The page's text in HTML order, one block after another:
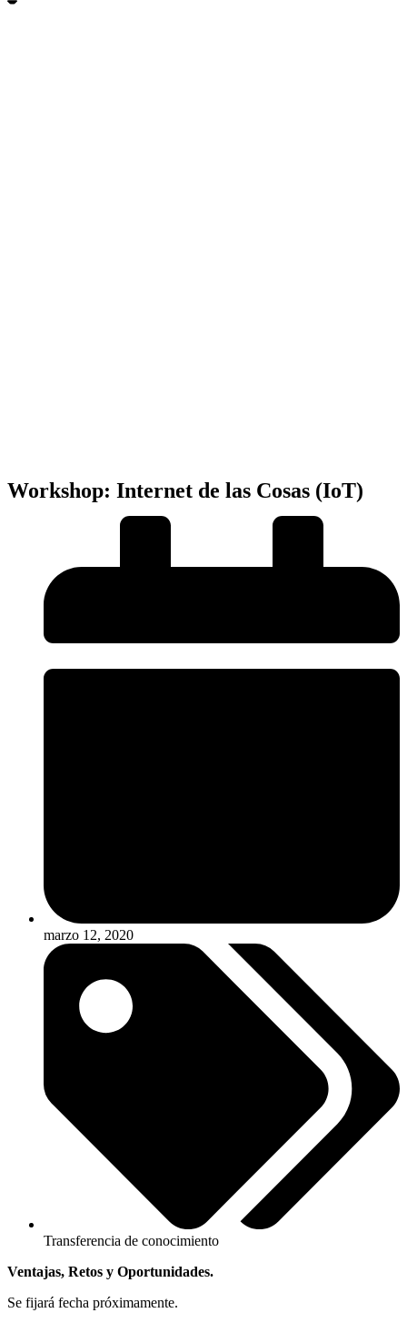
Workshop: Internet de las Cosas (IoT)
marzo 12, 2020
Transferencia de conocimiento
Ventajas, Retos y Oportunidades.
Se fijará fecha próximamente.